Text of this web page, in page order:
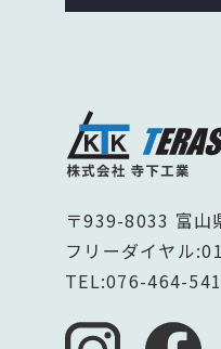
〒939-8033 富山
フリーダイヤル:
TEL:076-464-